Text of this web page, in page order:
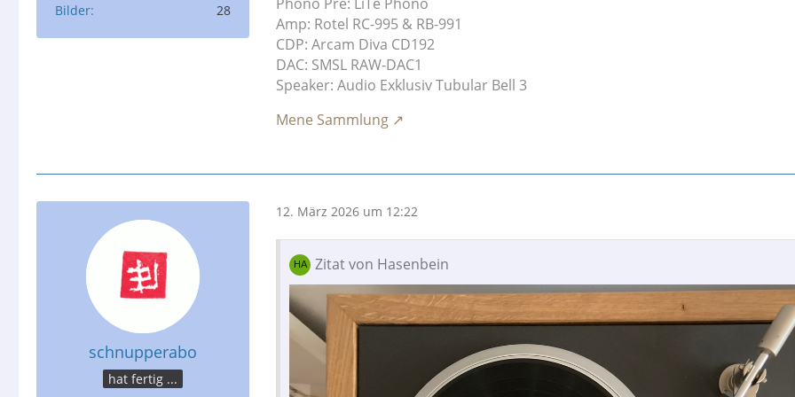
Bilder 28
Amp: Rotel RC-995 & RB-991
CDP: Arcam Diva CD192
DAC: SMSL RAW-DAC1
Speaker: Audio Exklusiv Tubular Bell 3
Mene Sammlung
schnupperabo
hat fertig ...
12. März 2026 um 12:22
Zitat von Hasenbein